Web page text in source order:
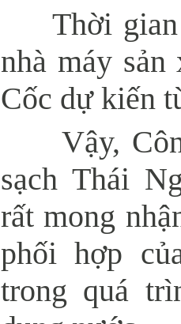
Thời
nhà máy
Cốc dự kiến
Vậy,
sạch Thái
rất mong
phối hợp
trong quá